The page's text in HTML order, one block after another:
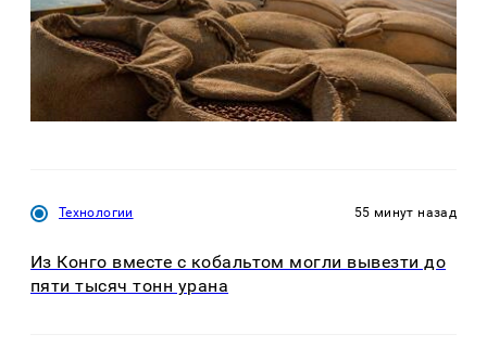
Технологии 55 минут назад
Из Конго вместе с кобальтом могли вывезти до
пяти тысяч тонн урана